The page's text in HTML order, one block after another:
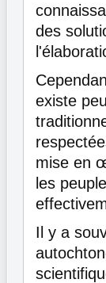
des
existe
mise en
les
Il y a